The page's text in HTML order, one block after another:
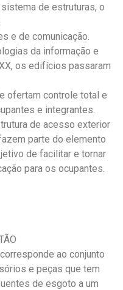
de estruturas, o
e de comunicação.
da informação e
os edifícios passaram
ofertam controle total e
e integrantes.
de acesso exterior
parte do elemento
de facilitar e tornar
para os ocupantes.
ao conjunto
e peças que tem
de esgoto a um